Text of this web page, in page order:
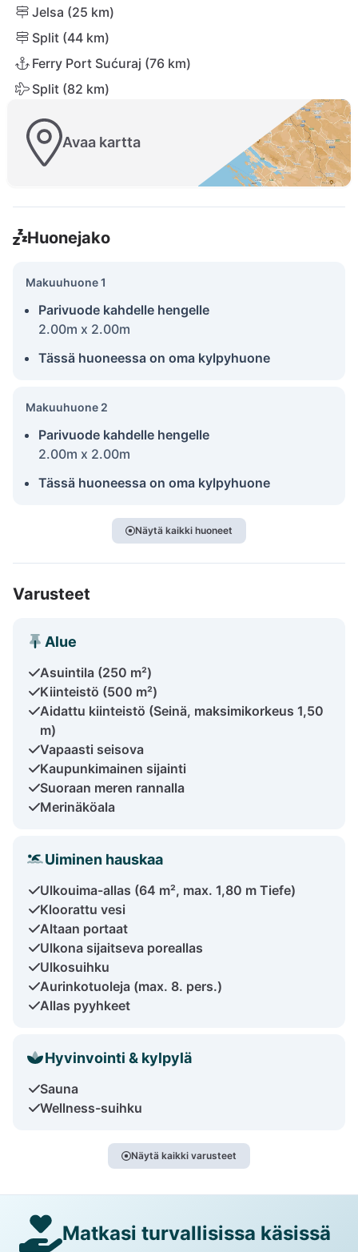
Jelsa (25 km)
Split (44 km)
Ferry Port Sućuraj (76 km)
Split (82 km)
Avaa kartta
Huonejako
Makuuhuone 1
Parivuode kahdelle hengelle
2.00m x 2.00m
Tässä huoneessa on oma kylpyhuone
Makuuhuone 2
Parivuode kahdelle hengelle
2.00m x 2.00m
Tässä huoneessa on oma kylpyhuone
Näytä kaikki huoneet
Varusteet
Alue
Asuintila (250 m²)
Kiinteistö (500 m²)
Aidattu kiinteistö (Seinä, maksimikorkeus 1,50
m)
Vapaasti seisova
Kaupunkimainen sijainti
Suoraan meren rannalla
Merinäköala
Uiminen hauskaa
Ulkouima-allas (64 m², max. 1,80 m Tiefe)
Kloorattu vesi
Altaan portaat
Ulkona sijaitseva poreallas
Ulkosuihku
Aurinkotuoleja (max. 8. pers.)
Allas pyyhkeet
Hyvinvointi & kylpylä
Sauna
Wellness-suihku
Näytä kaikki varusteet
Matkasi turvallisissa käsissä